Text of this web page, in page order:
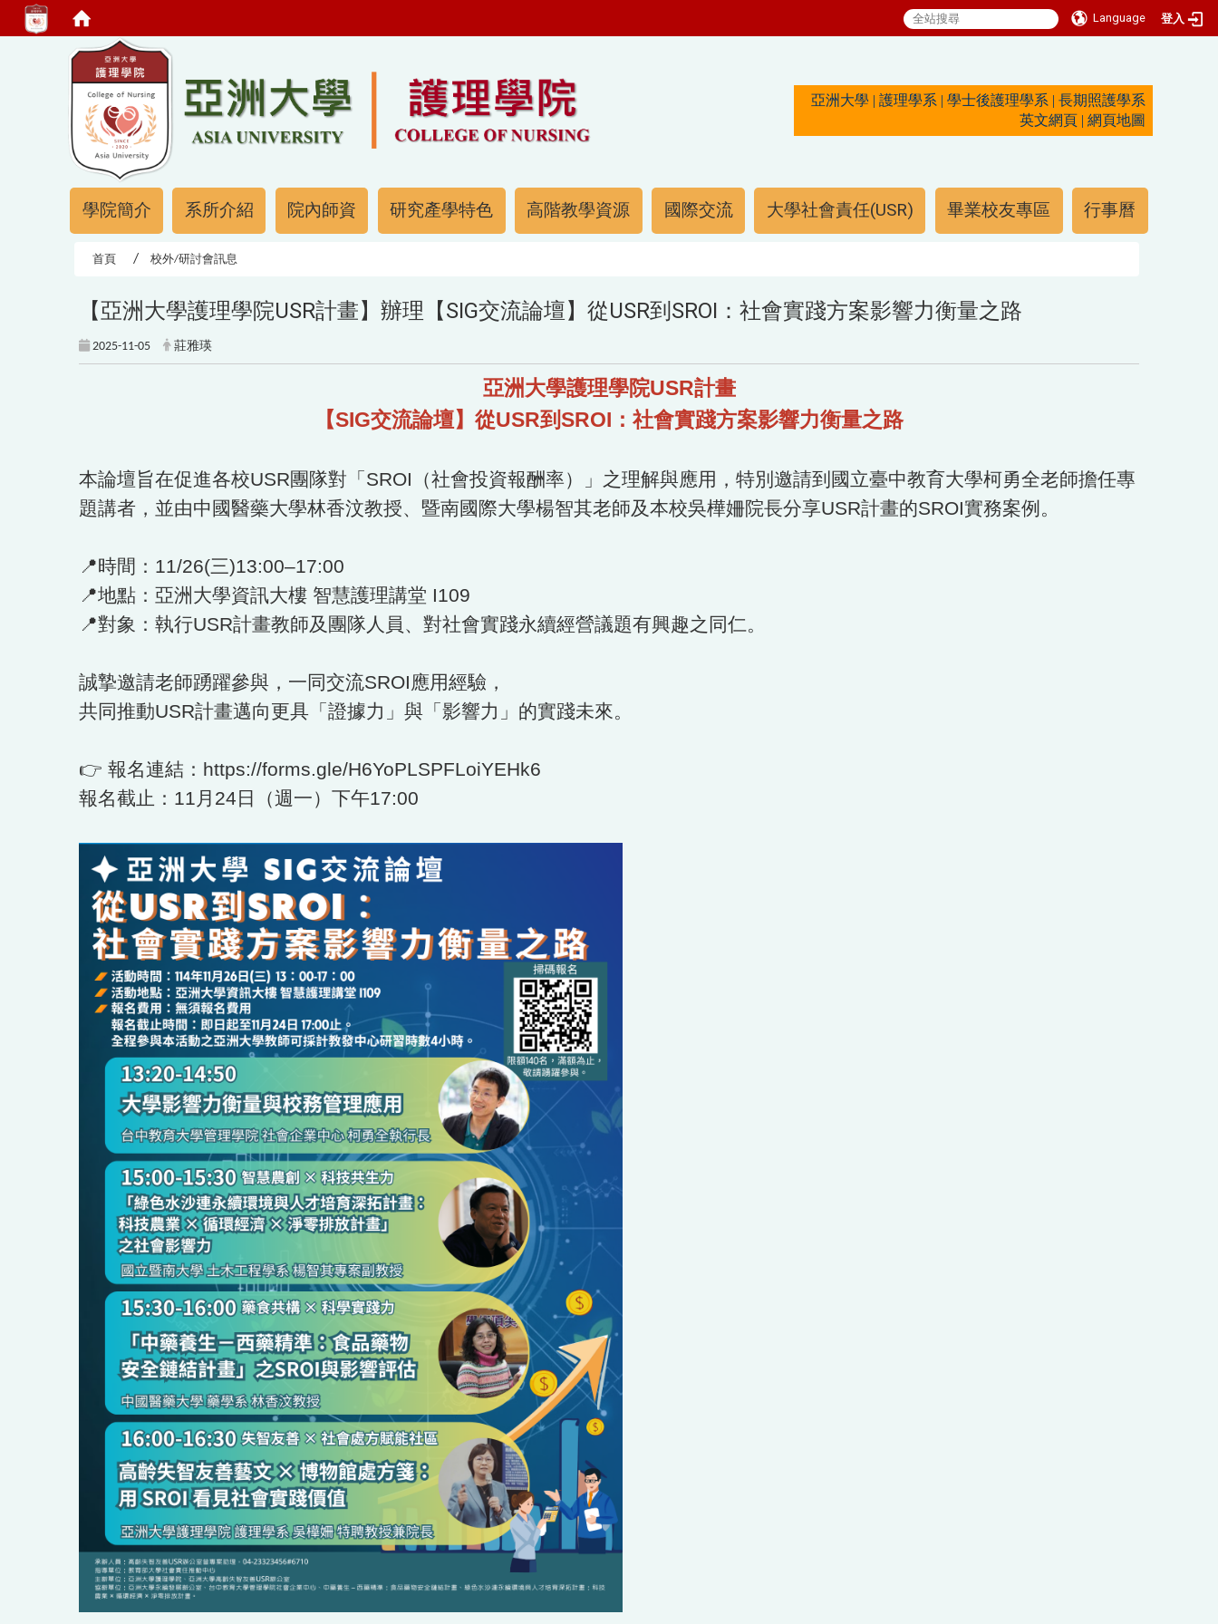
Language
登入
亞洲大學 | 護理學系 | 學士後護理學系 | 長期照護學系
英文網頁 | 網頁地圖
學院簡介 系所介紹 院內師資 研究產學特色 高階教學資源 國際交流 大學社會責任(USR) 畢業校友專區 行事曆
首頁 校外/研討會訊息
【亞洲大學護理學院USR計畫】辦理【SIG交流論壇】從USR到SROI：社會實踐方案影響力衡量之路
2025-11-05 莊雅瑛
亞洲大學護理學院USR計畫
【SIG交流論壇】從USR到SROI：社會實踐方案影響力衡量之路
本論壇旨在促進各校USR團隊對「SROI（社會投資報酬率）」之理解與應用，特別邀請到國立臺中教育大學柯勇全老師擔任專
題講者，並由中國醫藥大學林香汶教授、暨南國際大學楊智其老師及本校吳樺姍院長分享USR計畫的SROI實務案例。
📍時間：11/26(三)13:00–17:00
📍地點：亞洲大學資訊大樓 智慧護理講堂 I109
📍對象：執行USR計畫教師及團隊人員、對社會實踐永續經營議題有興趣之同仁。
誠摯邀請老師踴躍參與，一同交流SROI應用經驗，
共同推動USR計畫邁向更具「證據力」與「影響力」的實踐未來。
👉 報名連結：https://forms.gle/H6YoPLSPFLoiYEHk6
報名截止：11月24日（週一）下午17:00